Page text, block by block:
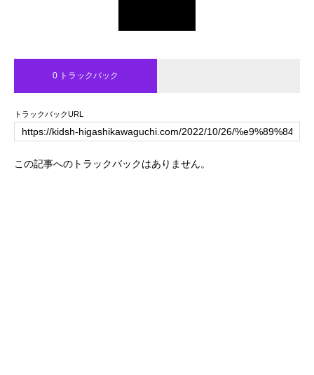
0 トラックバック
トラックバックURL
この記事へのトラックバックはありません。